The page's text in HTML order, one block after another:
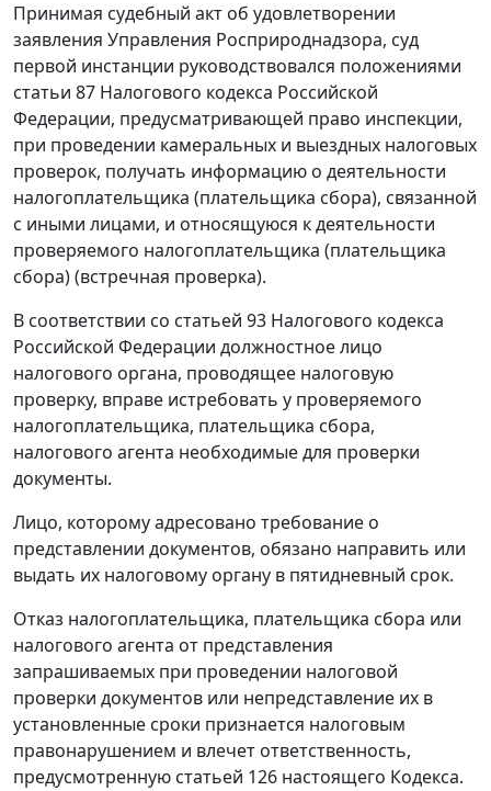
Принимая судебный акт об удовлетворении
заявления Управления Росприроднадзора, суд
первой инстанции руководствовался положениями
статьи 87 Налогового кодекса Российской
Федерации, предусматривающей право инспекции,
при проведении камеральных и выездных налоговых
проверок, получать информацию о деятельности
налогоплательщика (плательщика сбора), связанной
с иными лицами, и относящуюся к деятельности
проверяемого налогоплательщика (плательщика
сбора) (встречная проверка).
В соответствии со статьей 93 Налогового кодекса
Российской Федерации должностное лицо
налогового органа, проводящее налоговую
проверку, вправе истребовать у проверяемого
налогоплательщика, плательщика сбора,
налогового агента необходимые для проверки
документы.
Лицо, которому адресовано требование о
представлении документов, обязано направить или
выдать их налоговому органу в пятидневный срок.
Отказ налогоплательщика, плательщика сбора или
налогового агента от представления
запрашиваемых при проведении налоговой
проверки документов или непредставление их в
установленные сроки признается налоговым
правонарушением и влечет ответственность,
предусмотренную статьей 126 настоящего Кодекса.